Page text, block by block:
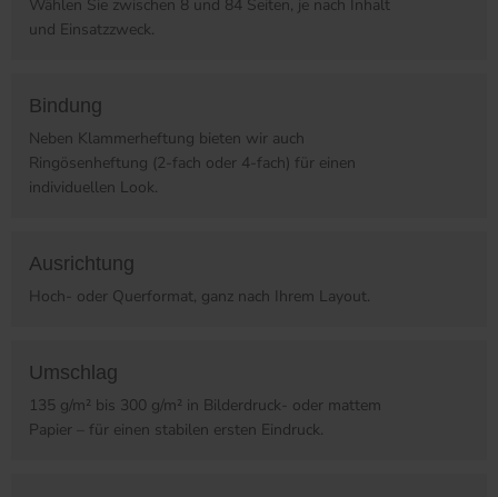
Wählen Sie zwischen 8 und 84 Seiten, je nach Inhalt
und Einsatzzweck.
Bindung
Neben Klammerheftung bieten wir auch
Ringösenheftung (2-fach oder 4-fach) für einen
individuellen Look.
Ausrichtung
Hoch- oder Querformat, ganz nach Ihrem Layout.
Umschlag
135 g/m² bis 300 g/m² in Bilderdruck- oder mattem
Papier – für einen stabilen ersten Eindruck.